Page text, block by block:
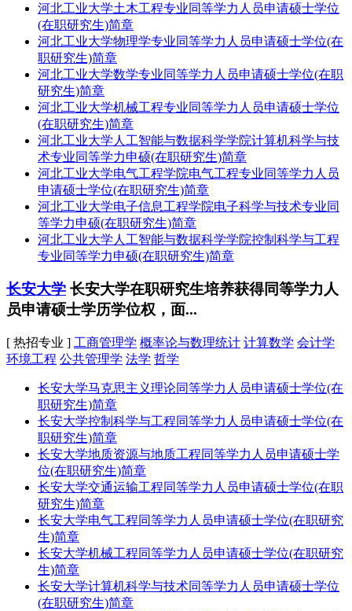
河北工业大学土木工程专业同等学力人员申请硕士学位
(在职研究生)简章
河北工业大学物理学专业同等学力人员申请硕士学位(在
职研究生)简章
河北工业大学数学专业同等学力人员申请硕士学位(在职
研究生)简章
河北工业大学机械工程专业同等学力人员申请硕士学位
(在职研究生)简章
河北工业大学人工智能与数据科学学院计算机科学与技
术专业同等学力申硕(在职研究生)简章
河北工业大学电气工程学院电气工程专业同等学力人员
申请硕士学位(在职研究生)简章
河北工业大学电子信息工程学院电子科学与技术专业同
等学力申硕(在职研究生)简章
河北工业大学人工智能与数据科学学院控制科学与工程
专业同等学力申硕(在职研究生)简章
长安大学 长安大学在职研究生培养获得同等学力人
员申请硕士学历学位权，面...
[ 热招专业 ] 工商管理学 概率论与数理统计 计算数学 会计学
环境工程 公共管理学 法学 哲学
长安大学马克思主义理论同等学力人员申请硕士学位(在
职研究生)简章
长安大学控制科学与工程同等学力人员申请硕士学位(在
职研究生)简章
长安大学地质资源与地质工程同等学力人员申请硕士学
位(在职研究生)简章
长安大学交通运输工程同等学力人员申请硕士学位(在职
研究生)简章
长安大学电气工程同等学力人员申请硕士学位(在职研究
生)简章
长安大学机械工程同等学力人员申请硕士学位(在职研究
生)简章
长安大学计算机科学与技术同等学力人员申请硕士学位
(在职研究生)简章